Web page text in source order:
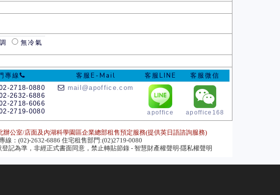
無冷氣
專線 客服E-Mail 客服LINE 客服微信
2718-0880
2632-6886
2718-6066
2719-0080
mail@apoffice.com
apoffice apoffice168
公室/店面及內湖科學園區企業總部租售預定服務(提供英日語諮詢服務)
線：(02)-2632-6886 住宅租售部門:(02)2719-0080
記為準，非經正式書面同意，禁止轉貼節錄 - 智慧財產權聲明‧隱私權聲明